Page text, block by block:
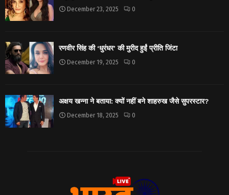
December 23, 2025 0
रणवीर सिंह की ‘धुरंधर’ की मुरीद हुईं प्रीति जिंटा
December 19, 2025 0
अक्षय खन्ना ने बताया: क्यों नहीं बने शाहरुख जैसे सुपरस्टार?
December 18, 2025 0